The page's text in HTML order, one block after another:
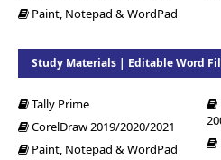
Paint, Notepad & WordPad
Study Materials | Editable Word
Tally Prime
CorelDraw 2019/2020/2021
Paint, Notepad & WordPad